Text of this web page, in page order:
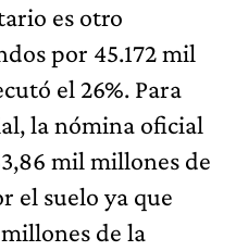
es otro
por 45.172 mil
el 26%. Para
la nómina oficial
mil millones de
el suelo ya que
de la